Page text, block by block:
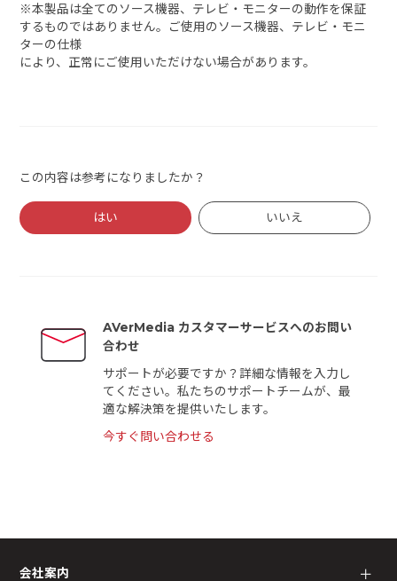
※本製品は全てのソース機器、テレビ・モニターの動作を保証
するものではありません。ご使用のソース機器、テレビ・モニ
ターの仕様
により、正常にご使用いただけない場合があります。
この内容は参考になりましたか？
はい いいえ
AVerMedia カスタマーサービスへのお問い
合わせ
サポートが必要ですか？詳細な情報を入力し
てください。私たちのサポートチームが、最
適な解決策を提供いたします。
今すぐ問い合わせる
会社案内 ＋